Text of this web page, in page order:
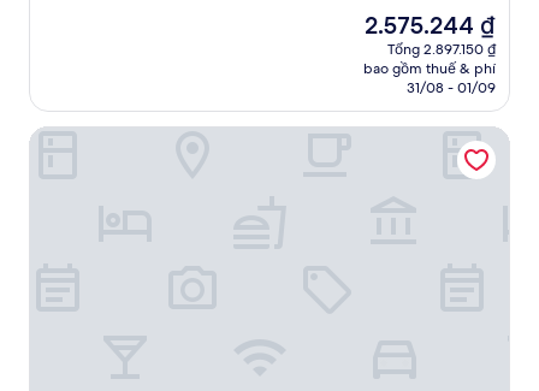
nhận
xét)
Giá
hiện
tại
2.575.244 ₫
2.575.244 ₫
Tổng 2.897.150 ₫
bao gồm thuế & phí
31/08 - 01/09
Home2 Suites by Hilton Tallahassee State Capitol